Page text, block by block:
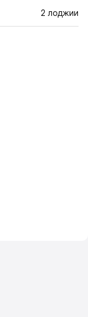
2 лоджии